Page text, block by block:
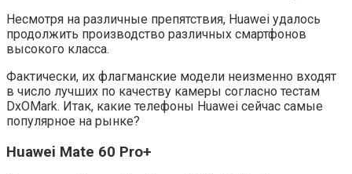
Несмотря на различные препятствия, Huawei удалось
продолжить производство различных смартфонов
высокого класса.
Фактически, их флагманские модели неизменно входят
в число лучших по качеству камеры согласно тестам
DxOMark. Итак, какие телефоны Huawei сейчас самые
популярное на рынке?
Huawei Mate 60 Pro+